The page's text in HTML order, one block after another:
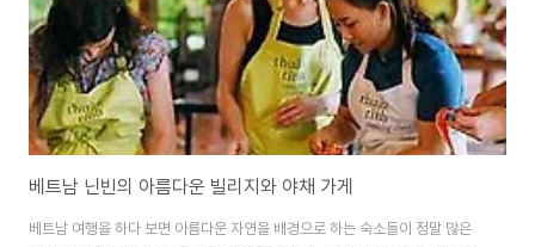
베트남 닌빈의 아름다운 빌리지와 야채 가게
베트남 여행을 하다 보면 아름다운 자연을 배경으로 하는 숙소들이 정말 많은